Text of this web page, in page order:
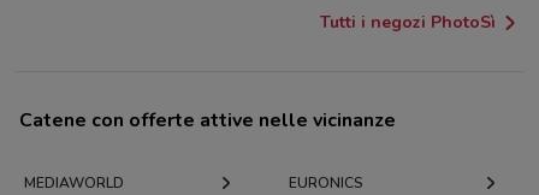
Tutti i negozi PhotoSì
Catene con offerte attive nelle vicinanze
MEDIAWORLD EURONICS